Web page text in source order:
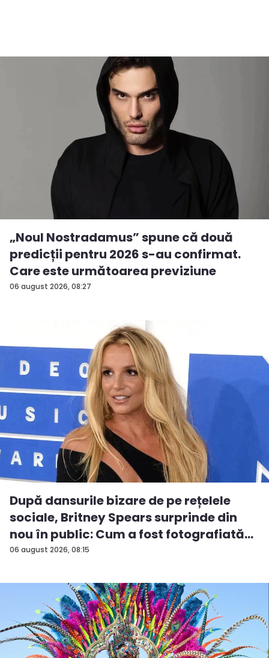
06 august 2026, 08:27
„Noul Nostradamus” spune că două
predicții pentru 2026 s-au confirmat.
Care este următoarea previziune
06 august 2026, 08:15
După dansurile bizare de pe rețelele
sociale, Britney Spears surprinde din
nou în public: Cum a fost fotografiată
î...